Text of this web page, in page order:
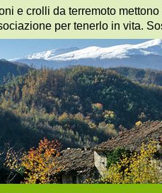
e crolli da terremoto
per tenerlo in vita.